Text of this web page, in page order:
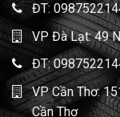
ĐT:
VP Đà Lạt: 49
ĐT:
VP Cần Thơ:
Cần Thơ